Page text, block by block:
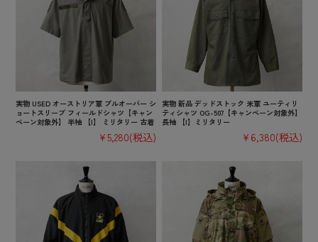
実物 USED オーストリア軍 プルオーバー シ
ョートスリーブ フィールドシャツ【キャン
ペーン対象外】 半袖 【I】 ミリタリー 古着
¥5,280(税込)
実物 新品 デッドストック 米軍 ユーティリ
ティシャツ OG-507【キャンペーン対象外】
長袖 【I】ミリタリー
¥6,380(税込)